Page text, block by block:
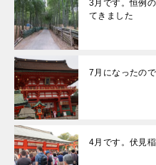
3月です。恒例
てきました
7月になったの
4月です。伏見